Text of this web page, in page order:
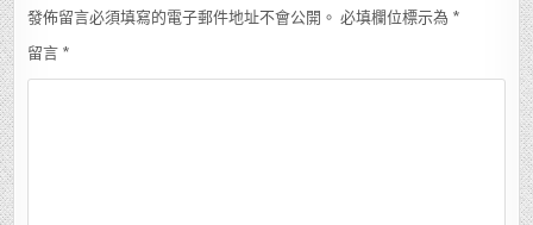
發佈留言必須填寫的電子郵件地址不會公開。 必填欄位標示為 *
留言 *